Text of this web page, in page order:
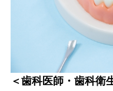
＜歯科医師・歯科衛